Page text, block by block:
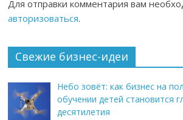
Для отправки комментария вам
авторизоваться.
Свежие бизнес-идеи
Небо зовёт: как бизнес на
обучении детей становится
десятилетия